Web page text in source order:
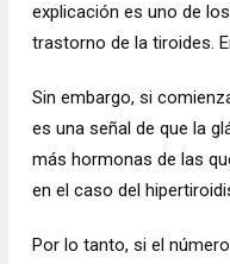
explicación es uno de
trastorno de la tiroides.
Sin embargo, si
es una señal de que la
más hormonas de las
en el caso del
Por lo tanto, si el